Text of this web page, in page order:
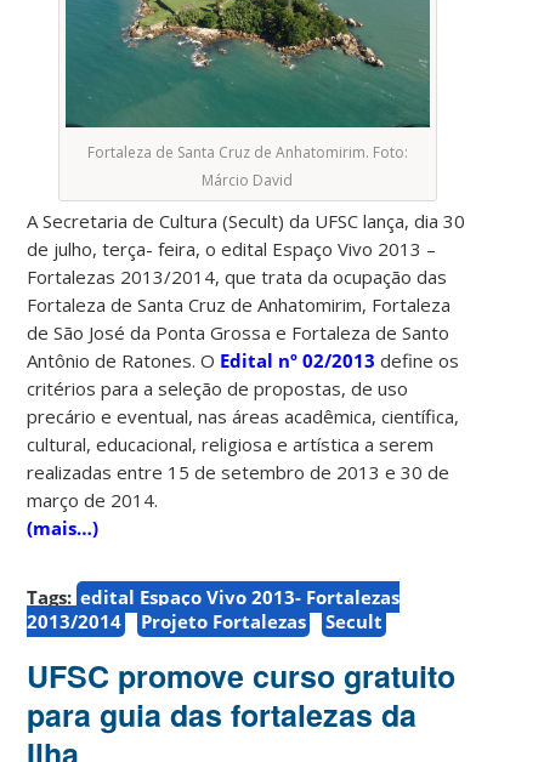
Fortaleza de Santa Cruz de Anhatomirim. Foto:
Márcio David
A Secretaria de Cultura (Secult) da UFSC lança, dia 30
de julho, terça- feira, o edital Espaço Vivo 2013 –
Fortalezas 2013/2014, que trata da ocupação das
Fortaleza de Santa Cruz de Anhatomirim, Fortaleza
de São José da Ponta Grossa e Fortaleza de Santo
Antônio de Ratones. O Edital nº 02/2013 define os
critérios para a seleção de propostas, de uso
precário e eventual, nas áreas acadêmica, científica,
cultural, educacional, religiosa e artística a serem
realizadas entre 15 de setembro de 2013 e 30 de
março de 2014.
(mais…)
Tags: edital Espaço Vivo 2013- Fortalezas
2013/2014
Projeto Fortalezas Secult
UFSC promove curso gratuito
para guia das fortalezas da
Ilha